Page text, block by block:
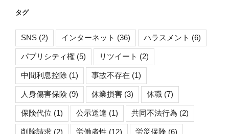
ー
タグ
SNS (2) インターネット (36) ハラスメント (6)
パブリシティ権 (5) リツイート (2)
中間利息控除 (1) 事故不存在 (1)
人身傷害保険 (9) 休業損害 (3) 休職 (7)
保険代位 (1) 公示送達 (1) 共同不法行為 (2)
削除請求 (2) 労働者性 (12) 労災保険 (6)